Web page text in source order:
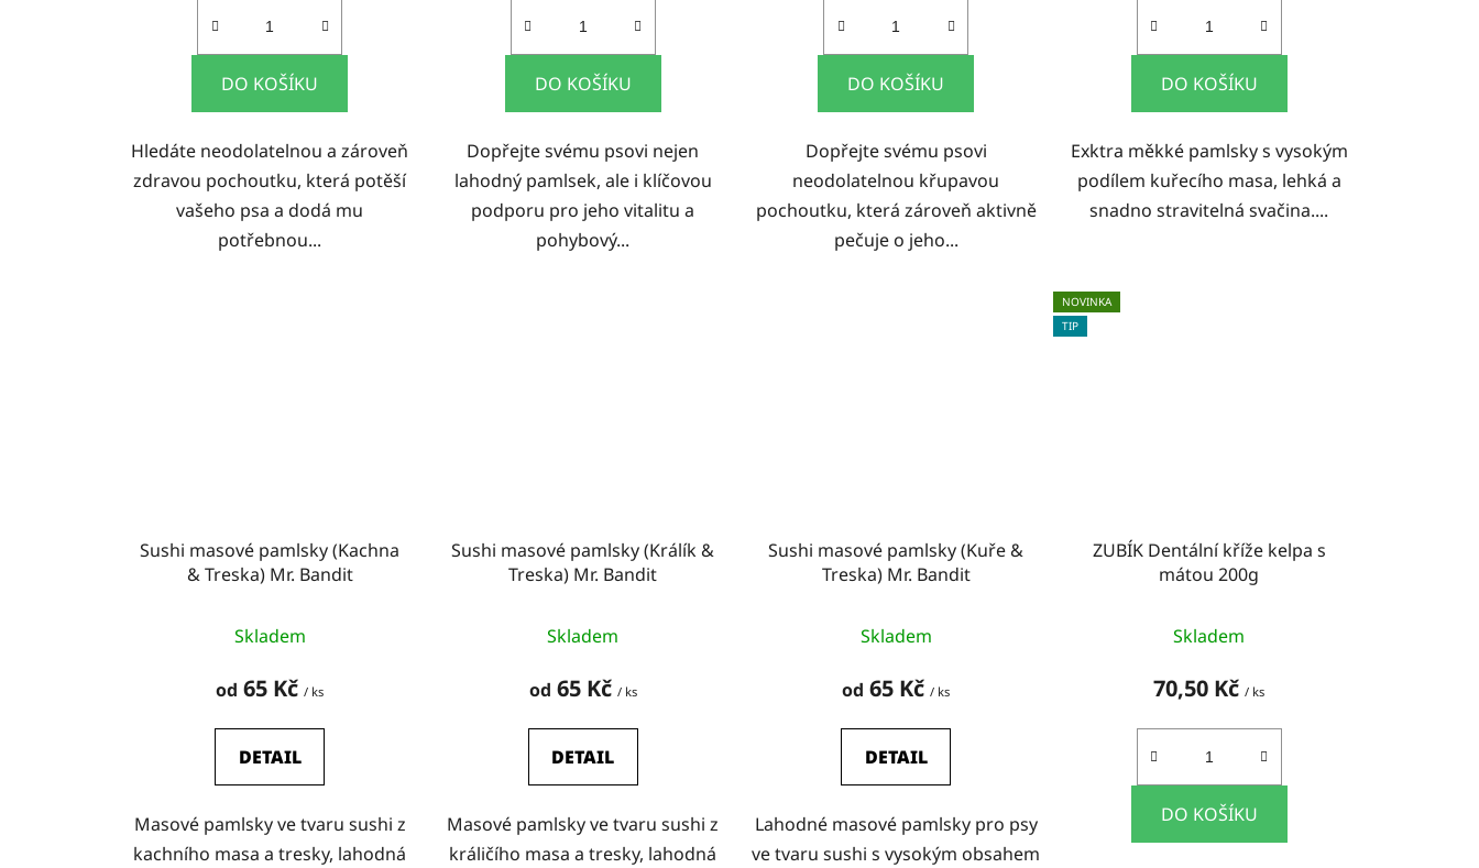
DO KOŠÍKU
Hledáte neodolatelnou a zároveň
zdravou pochoutku, která potěší
vašeho psa a dodá mu
potřebnou...
DO KOŠÍKU
Dopřejte svému psovi nejen
lahodný pamlsek, ale i klíčovou
podporu pro jeho vitalitu a
pohybový...
DO KOŠÍKU
Dopřejte svému psovi
neodolatelnou křupavou
pochoutku, která zároveň aktivně
pečuje o jeho...
DO KOŠÍKU
Exktra měkké pamlsky s vysokým
podílem kuřecího masa, lehká a
snadno stravitelná svačina....
Sushi masové pamlsky (Kachna
& Treska) Mr. Bandit
Skladem
od 65 Kč/ ks
DETAIL
Masové pamlsky ve tvaru sushi z
kachního masa a tresky, lahodná
Sushi masové pamlsky (Králík &
Treska) Mr. Bandit
Skladem
od 65 Kč / ks
DETAIL
Masové pamlsky ve tvaru sushi z
králičího masa a tresky, lahodná
Sushi masové pamlsky (Kuře &
Treska) Mr. Bandit
Skladem
od 65 Kč/ ks
DETAIL
Lahodné masové pamlsky pro psy
ve tvaru sushi s vysokým obsahem
NOVINKA
TIP
ZUBÍK Dentální kříže kelpa s
mátou 200g
Skladem
70,50 Kč/ ks
DO KOŠÍKU